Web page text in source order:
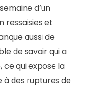
d’un
ressaisies et
aussi de
de savoir qui a
ce qui expose la
à des ruptures de